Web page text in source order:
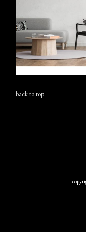
back to top